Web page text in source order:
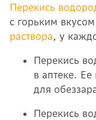
Перекись
с горьким
раствора, у
Перекись
в аптеке. Ее
для
Перекись